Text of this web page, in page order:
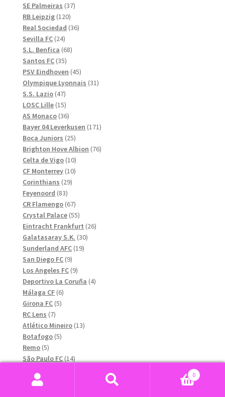
SE Palmeiras 3737
RB Leipzig 120120
produkter
Real Sociedad 3636
Sevilla FC 2424
produkter
S.L. Benfica 6868
Santos FC 3535
produkter
PSV Eindhoven 4545
produkter
Olympique Lyonnais 3131
S.S. Lazio 4747
produkter
LOSC Lille 1515
produkter
AS Monaco 3636
produkter
Bayer 04 Leverkusen 171171
Boca Juniors 2525
produkter
Brighton Hove Albion 7676
Celta de Vigo 1010
produkter
CF Monterrey 1010
Corinthians 2929
Feyenoord 8383
produkter
CR Flamengo 6767
produkter
Crystal Palace 5555
produkter
Eintracht Frankfurt 2626
Galatasaray S.K. 3030
Sunderland AFC 1919
San Diego FC 99
produkter
Los Angeles FC 99
produkter
Deportivo La Coruña 44
Málaga CF 66
Girona FC 55
RC Lens 77
produkter
Atlético Mineiro 1313
Botafogo 55
Remo 55
produkter
São Paulo FC 1414
produkter
Sport Club do Recife
0